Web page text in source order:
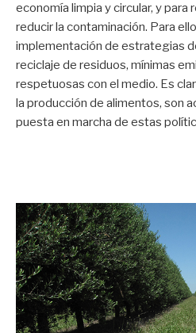
economía limpia y circular, y
reducir la contaminación. Para
implementación de estrategias
reciclaje de residuos, mínimas
respetuosas con el medio. Es
la producción de alimentos, son
puesta en marcha de estas